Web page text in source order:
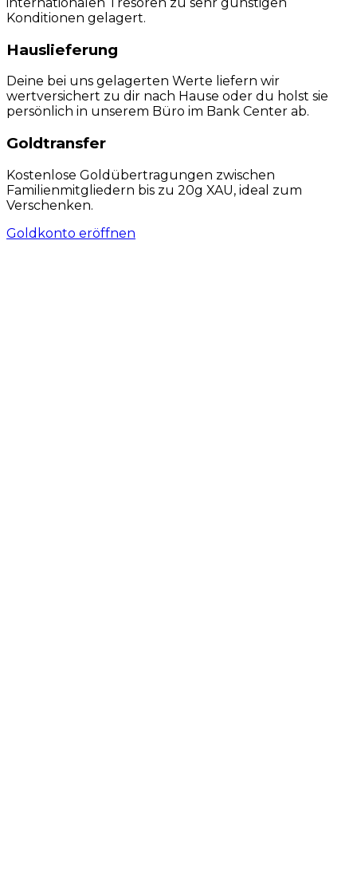
Konditionen gelagert.
Hauslieferung
Deine bei uns gelagerten Werte liefern wir
wertversichert zu dir nach Hause oder du holst sie
persönlich in unserem Büro im Bank Center ab.
Goldtransfer
Kostenlose Goldübertragungen zwischen
Familienmitgliedern bis zu 20g XAU, ideal zum
Verschenken.
Goldkonto eröffnen